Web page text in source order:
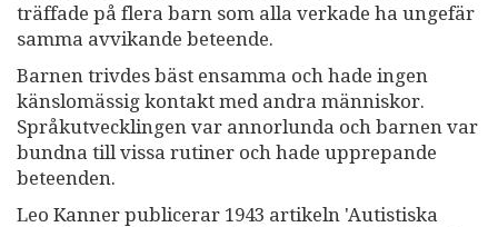
träffade på flera barn som alla verkade ha ungefär
samma avvikande beteende.
Barnen trivdes bäst ensamma och hade ingen
känslomässig kontakt med andra människor.
Språkutvecklingen var annorlunda och barnen var
bundna till vissa rutiner och hade upprepande
beteenden.
Leo Kanner publicerar 1943 artikeln 'Autistiska